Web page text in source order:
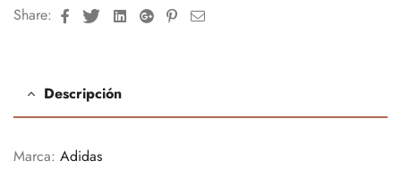
Share:
FacebookTwitterLinkedinGoogle+Pinterest
Email
Descripción
Marca: Adidas